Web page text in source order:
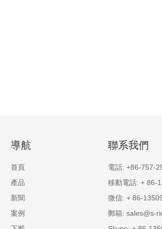
導航
首頁
產品
新聞
案例
聯系我們
電話:+86-757-
移動電話:+ 86-
微信:+ 86-
郵箱:sales@s-